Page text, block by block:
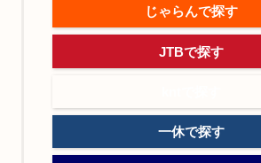
じゃらんで探す
JTBで探す
一休で探す